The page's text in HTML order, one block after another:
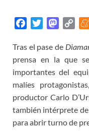
c
e
b
o
o
k
i
t
t
e
r
M
s
t
o
d
o
n
p
y
L
i
n
k
Tras el pase de
prensa en la que
importantes del
malíes
productor Carlo
también intérprete
para abrir turno de